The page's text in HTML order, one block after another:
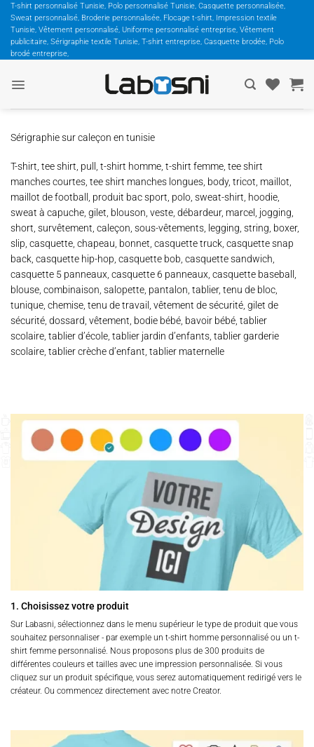
Passer
contenu
T-shirt personnalisé Tunisie, Polo personnalisé Tunisie, Casquette personnalisée,
Sweat personnalisé, Broderie personnalisée, Flocage t-shirt, Impression textile
Tunisie, Vêtement personnalisé, Uniforme personnalisé entreprise, Vêtement
publicitaire, Sérigraphie textile Tunisie, T-shirt entreprise, Casquette brodée, Polo
brodé entreprise,
Sérigraphie sur caleçon en tunisie
T-shirt, tee shirt, pull, t-shirt homme, t-shirt femme, tee shirt
manches courtes, tee shirt manches longues, body, tricot, maillot,
maillot de football, produit bac sport, polo, sweat-shirt, hoodie,
sweat à capuche, gilet, blouson, veste, débardeur, marcel, jogging,
short, survêtement, caleçon, sous-vêtements, legging, string, boxer,
slip, casquette, chapeau, bonnet, casquette truck, casquette snap
back, casquette hip-hop, casquette bob, casquette sandwich,
casquette 5 panneaux, casquette 6 panneaux, casquette baseball,
blouse, combinaison, salopette, pantalon, tablier, tenu de bloc,
tunique, chemise, tenu de travail, vêtement de sécurité, gilet de
sécurité, dossard, vêtement, bodie bébé, bavoir bébé, tablier
scolaire, tablier d’école, tablier jardin d’enfants, tablier garderie
scolaire, tablier crèche d’enfant, tablier maternelle
1. Choisissez votre produit
Sur Labasni, sélectionnez dans le menu supérieur le type de produit que vous
souhaitez personnaliser - par exemple un t-shirt homme personnalisé ou un t-
shirt femme personnalisé. Nous proposons plus de 300 produits de
différentes couleurs et tailles avec une impression personnalisée. Si vous
cliquez sur un produit spécifique, vous serez automatiquement redirigé vers le
créateur. Ou commencez directement avec notre Creator.